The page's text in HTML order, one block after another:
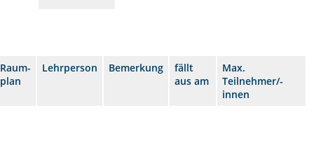
Raum-
plan
Lehrperson Bemerkung
fällt
aus am
Max.
Teilnehmer/-
innen